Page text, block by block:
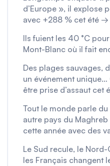
d’Europe », il explose
avec +288 % cet été →
Ils fuient les 40 °C
Mont-Blanc où il fait
Des plages sauvages,
un événement
être prise d’assaut cet
Tout le monde parle du
autre pays du
cette année avec des
Le Sud recule, le
les Français changent